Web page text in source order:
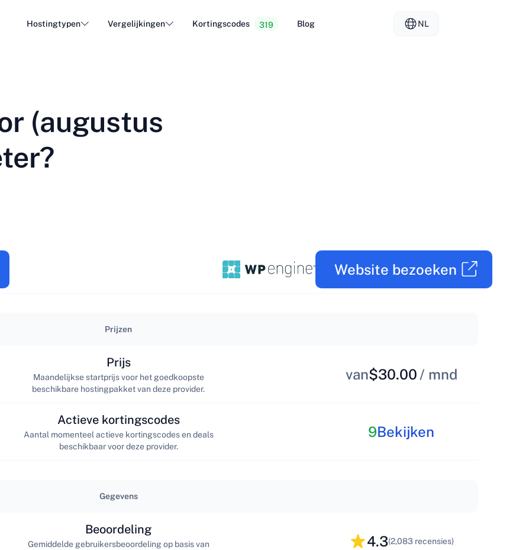
Hostingtypen
E-mail hosting
Vergelijkingen
vs
Kortingscodes 319 Blog NL
IT - Italiano
(augustus
Website bezoeken
Prijzen
Prijs
Maandelijkse startprijs voor het goedkoopste
beschikbare hostingpakket van deze provider.
van$30.00 / mnd
Actieve kortingscodes
Aantal momenteel actieve kortingscodes en deals
beschikbaar voor deze provider.
9Bekijken
Gegevens
Beoordeling
Gemiddelde gebruikersbeoordeling op basis van
4.3(2,083 recensies)